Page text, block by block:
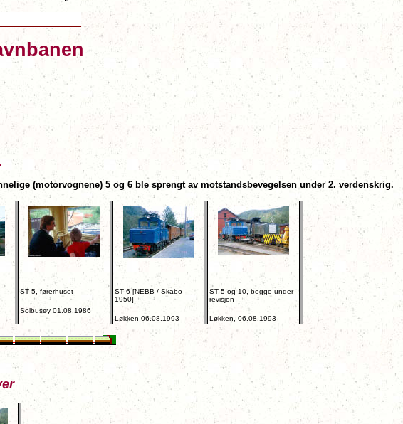
(motorvognene) 5 og 6 ble sprengt av motstandsbevegelsen under 2. verdenskrig.
ST 5, førerhuset
Solbusøy 01.08.1986
ST 6 [NEBB / Skabo
1950]
Løkken 06.08.1993
ST 5 og 10, begge under
revisjon
Løkken, 06.08.1993